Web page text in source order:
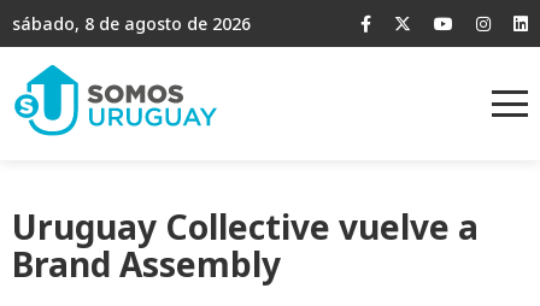
sábado, 8 de agosto de 2026
Uruguay Collective vuelve a
Brand Assembly